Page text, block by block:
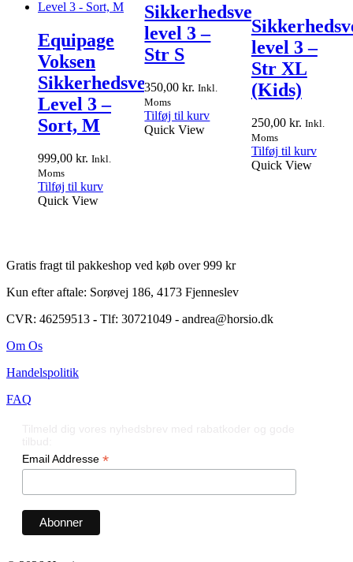
Equipage
Voksen
Sikkerhedsvest
Level 3 –
Sort, M
999,00 kr. Inkl.
Moms
Tilføj til kurv
Quick View
Sikkerhedsvest
level 3 –
Str S
350,00kr. Inkl.
Moms
Tilføj til kurv
Quick View
level 3 –
Str XL
(Kids)
250,00 kr. Inkl.
Moms
Tilføj til kurv
Quick View
Gratis fragt til pakkeshop ved køb over 999 kr
Kun efter aftale: Sorøvej 186, 4173 Fjenneslev
CVR: 46259513 - Tlf: 30721049 - andrea@horsio.dk
Om Os
Handelspolitik
FAQ
Email Addresse *